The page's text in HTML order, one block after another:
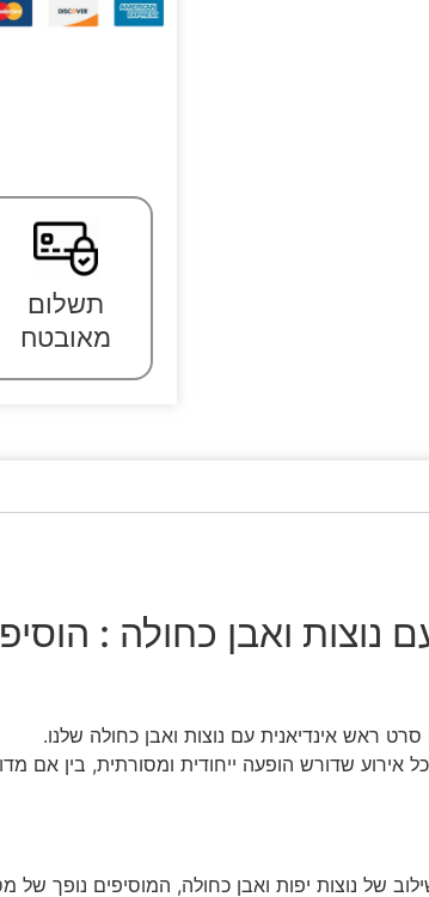
תשלום
מאובטח
נוצות ואבן כחולה :
ראש אינדיאנית עם נוצות ואבן כחולה שלנו.
שדורש הופעה ייחודית ומסורתית, בין אם
של נוצות יפות ואבן כחולה, המוסיפים נופך